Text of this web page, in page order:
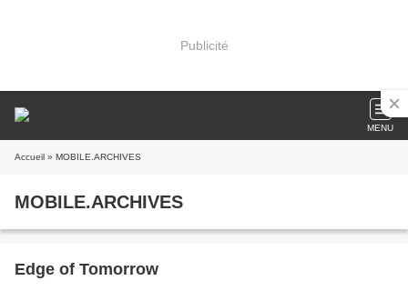
Publicité
MENU
Accueil » MOBILE.ARCHIVES
MOBILE.ARCHIVES
Edge of Tomorrow